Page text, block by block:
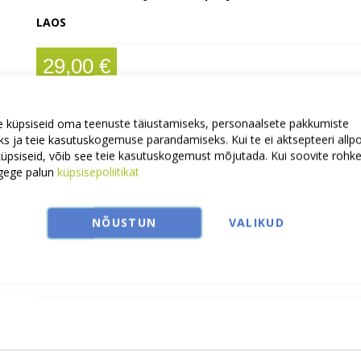
küpsiseid oma teenuste täiustamiseks, personaalsete pakkumiste
ja teie kasutuskogemuse parandamiseks. Kui te ei aktsepteeri
võib see teie kasutuskogemust mõjutada. Kui soovite
palun küpsisepoliitikat
NÕUSTUN VALIKUD
Disain 1
LAOS
29,00 €
Ostmiseks vali:
Suurus
L